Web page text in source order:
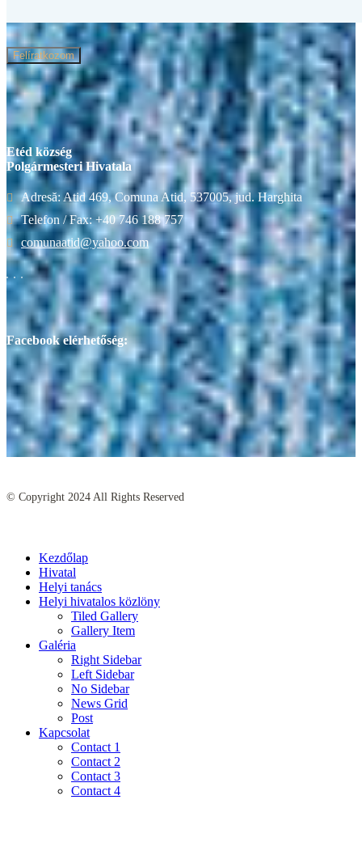
Felíratkozom
Etéd község
Polgármesteri Hivatala
Adresă: Atid 469, Comuna Atid, 537005, jud. Harghita
Telefon / Fax: +40 746 188 757
comunaatid@yahoo.com
Facebook elérhetőség:
© Copyright 2024 All Rights Reserved
Kezdőlap
Hivatal
Helyi tanács
Helyi hivatalos közlöny
Tiled Gallery
Gallery Item
Galéria
Right Sidebar
Left Sidebar
No Sidebar
News Grid
Post
Kapcsolat
Contact 1
Contact 2
Contact 3
Contact 4